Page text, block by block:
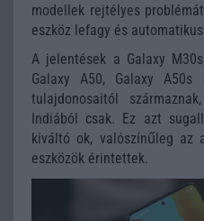
modellek rejtélyes
eszköz lefagy és
A jelentések a Galaxy
Galaxy A50, Galaxy A50s
tulajdonosaitól
Indiából csak. Ez azt
kiváltó ok, valószínűleg az
eszközök érintettek.